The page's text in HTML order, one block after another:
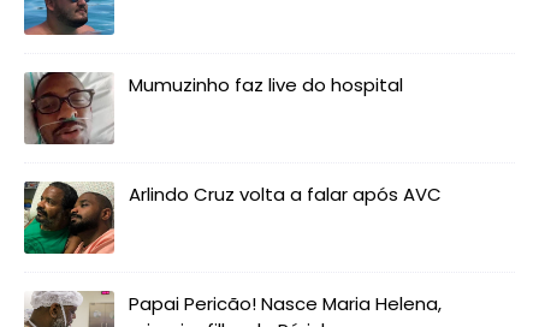
Mumuzinho faz live do hospital
Arlindo Cruz volta a falar após AVC
Papai Pericão! Nasce Maria Helena,